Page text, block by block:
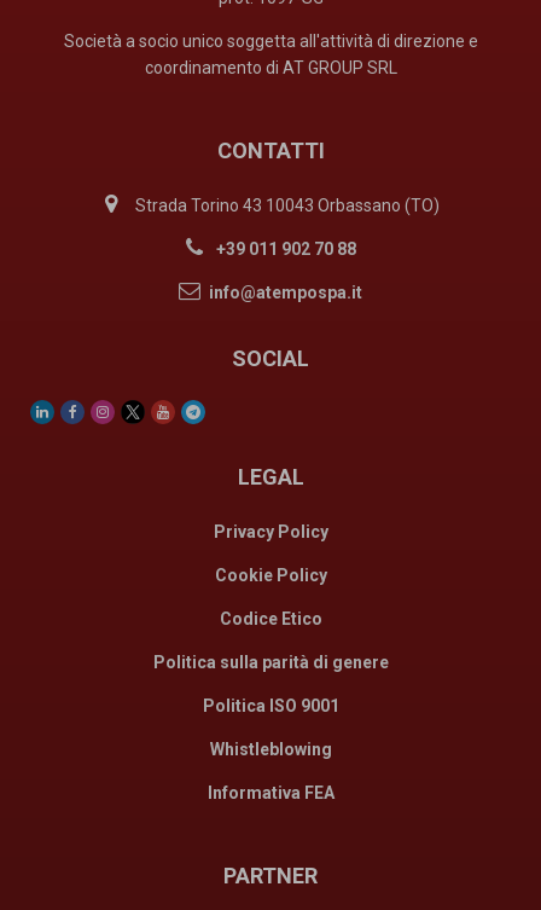
Società a socio unico soggetta all'attività di direzione e
coordinamento di AT GROUP SRL
CONTATTI
Strada Torino 43 10043 Orbassano (TO)
+39 011 902 70 88
info@atempospa.it
SOCIAL
LEGAL
Privacy Policy
Cookie Policy
Codice Etico
Politica sulla parità di genere
Politica ISO 9001
Whistleblowing
Informativa FEA
PARTNER